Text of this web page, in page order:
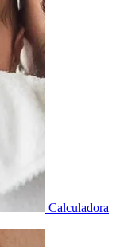
Calculadora